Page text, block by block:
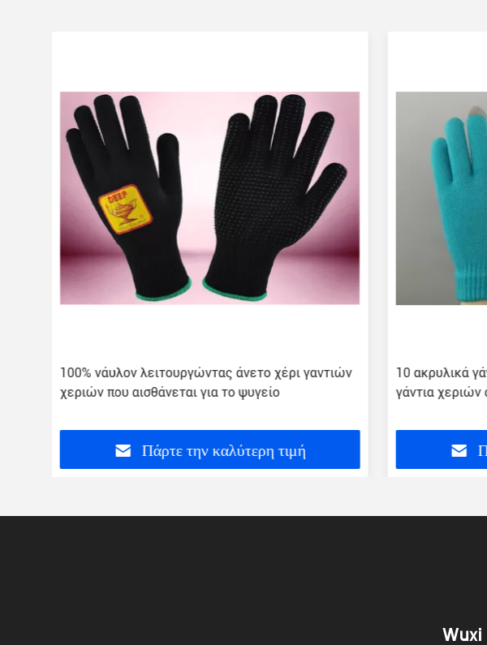
100% νάυλον λειτουργώντας άνετο χέρι γαντιών
χεριών που αισθάνεται για το ψυγείο
Πάρτε την καλύτερη τιμή
10 ακρυλικά
γάντια
Wuxi